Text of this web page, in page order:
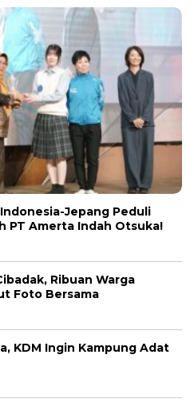
Jepang Peduli
PT Amerta Indah Otsuka!
Ribuan Warga
Foto Bersama
KDM Ingin Kampung Adat